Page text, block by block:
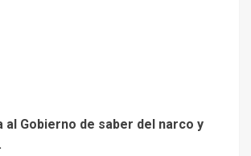
al Gobierno de saber del narco y